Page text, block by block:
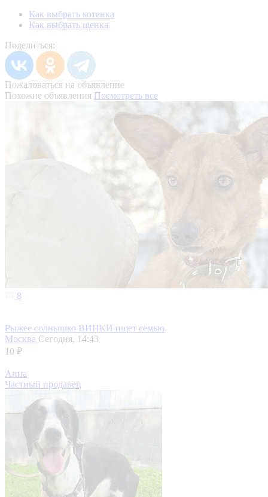
Как выбрать котенка
Как выбрать щенка
Поделиться:
Пожаловаться на объявление
Похожие объявления Посмотреть все
8
Рыжее солнышко ВИНКИ ищет семью
Москва Сегодня, 14:43
10 ₽
Анна
Частный продавец